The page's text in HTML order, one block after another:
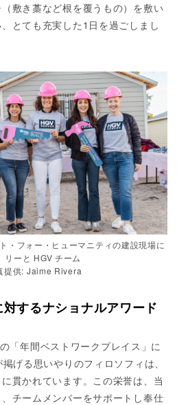
敷き藁など根を覆うもの）を敷い
とても充実した1日を過ごしまし
・フォー・ヒューマニティの建設現場に
リーと HGV チーム
提供: Jaime Rivera
するナショナルアワード
「年間ベストワークプレイス」に
げる思いやりのフィロソフィは、
貫かれています。この栄誉は、当
チームメンバーをサポートし奉仕